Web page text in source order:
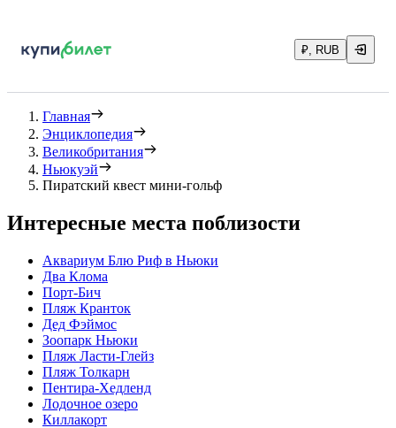
₽, RUB
Главная
Энциклопедия
Великобритания
Ньюкуэй
Пиратский квест мини-гольф
Интересные места поблизости
Аквариум Блю Риф в Ньюки
Два Клома
Порт-Бич
Пляж Кранток
Дед Фэймос
Зоопарк Ньюки
Пляж Ласти-Глейз
Пляж Толкарн
Пентира-Хедленд
Лодочное озеро
Киллакорт